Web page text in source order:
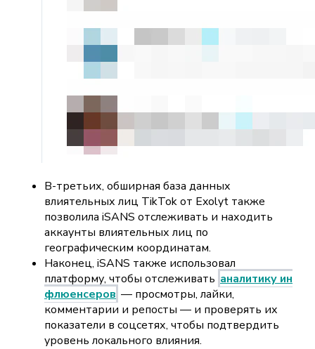
В-третьих, обширная база данных
влиятельных лиц TikTok от Exolyt также
позволила iSANS отслеживать и находить
аккаунты влиятельных лиц по
географическим координатам.
Наконец, iSANS также использовал
платформу, чтобы отслеживать аналитику ин
флюенсеров — просмотры, лайки,
комментарии и репосты — и проверять их
показатели в соцсетях, чтобы подтвердить
уровень локального влияния.